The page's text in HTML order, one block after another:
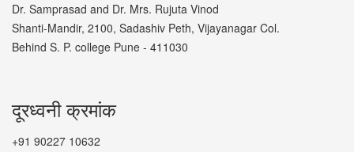
Dr. Samprasad and Dr. Mrs. Rujuta Vinod
Shanti-Mandir, 2100, Sadashiv Peth, Vijayanagar Col.
Behind S. P. college Pune - 411030
दूरध्वनी क्रमांक
+91 90227 10632